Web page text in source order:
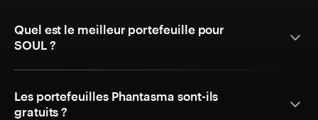
Quel est le meilleur portefeuille pour
SOUL ?
Les portefeuilles Phantasma sont-ils
gratuits ?